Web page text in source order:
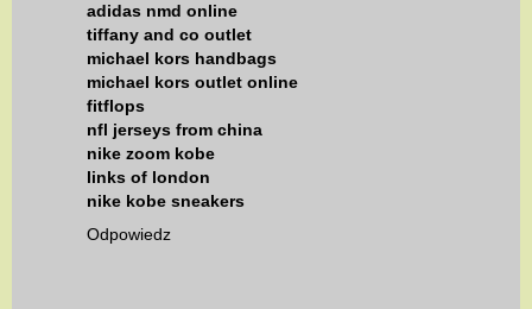
adidas nmd online
tiffany and co outlet
michael kors handbags
michael kors outlet online
fitflops
nfl jerseys from china
nike zoom kobe
links of london
nike kobe sneakers
Odpowiedz